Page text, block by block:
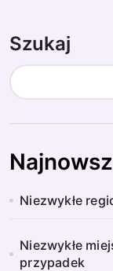
Szukaj
Niezwykłe
Niezwykłe
przypadek